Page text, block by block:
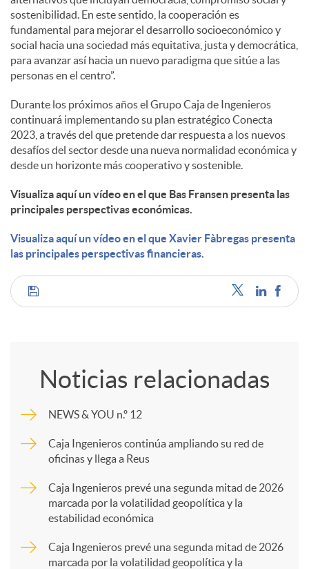
sostenibilidad. En este sentido, la cooperación es
fundamental para mejorar el desarrollo socioeconómico y
social hacia una sociedad más equitativa, justa y democrática,
para avanzar así hacia un nuevo paradigma que sitúe a las
personas en el centro”.
Durante los próximos años el Grupo Caja de Ingenieros
continuará implementando su plan estratégico Conecta
2023, a través del que pretende dar respuesta a los nuevos
desafíos del sector desde una nueva normalidad económica y
desde un horizonte más cooperativo y sostenible.
Visualiza aquí un vídeo en el que Bas Fransen presenta las
principales perspectivas económicas.
Visualiza aquí un vídeo en el que Xavier Fàbregas presenta
las principales perspectivas financieras.
C
p
a
Noticias relacionadas
NEWS & YOU n.º 12
Caja Ingenieros continúa ampliando su red de
oficinas y llega a Reus
Caja Ingenieros prevé una segunda mitad de 2026
marcada por la volatilidad geopolítica y la
estabilidad económica
Caja Ingenieros prevé una segunda mitad de 2026
marcada por la volatilidad geopolítica y la